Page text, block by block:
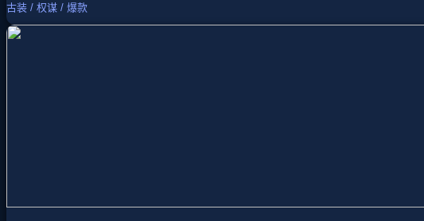
古装 / 权谋 / 爆款